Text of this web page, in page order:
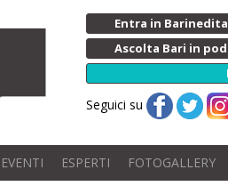
Entra in
Ascolta Bari in
Seguici su
EVENTI ESPERTI FOTOGALLERY